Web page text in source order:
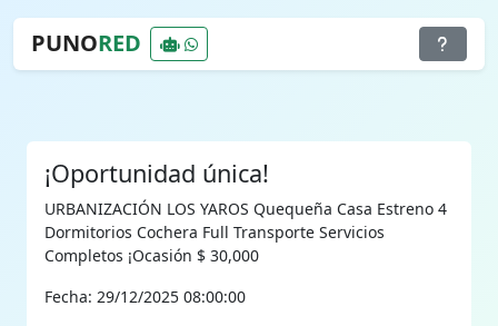
PUNORED
¡Oportunidad única!
URBANIZACIÓN LOS YAROS Quequeña Casa Estreno 4
Dormitorios Cochera Full Transporte Servicios
Completos ¡Ocasión $ 30,000
Fecha: 29/12/2025 08:00:00